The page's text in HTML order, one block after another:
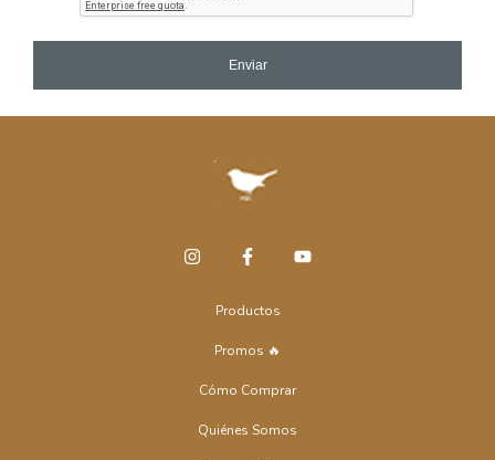
Enviar
Productos
Promos 🔥
Cómo Comprar
Quiénes Somos